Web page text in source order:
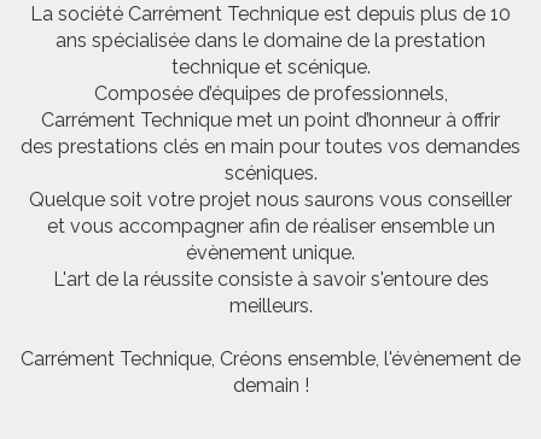
La société Carrément Technique est depuis plus de 10
ans spécialisée dans le domaine de la prestation
technique et scénique.
Composée d’équipes de professionnels,
Carrément Technique met un point d’honneur à offrir
des prestations clés en main pour toutes vos demandes
scéniques.
Quelque soit votre projet nous saurons vous conseiller
et vous accompagner afin de réaliser ensemble un
évènement unique.
L'art de la réussite consiste à savoir s'entoure des
meilleurs.
Carrément Technique, Créons ensemble, l'évènement de
demain !